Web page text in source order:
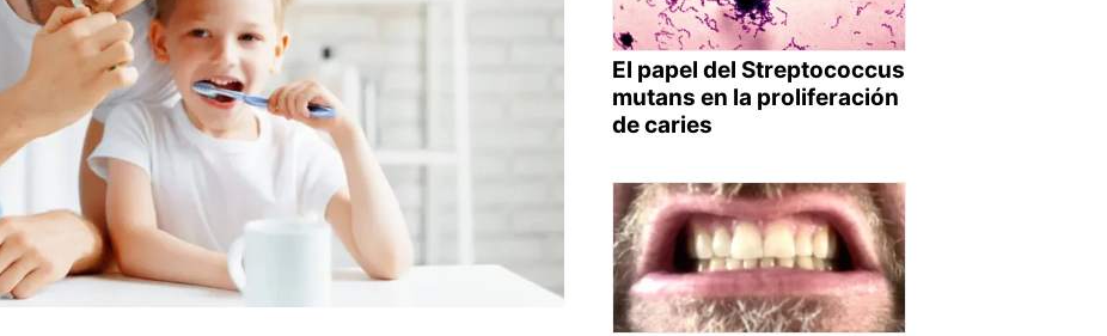
El papel del Streptococcus
mutans en la proliferación
de caries